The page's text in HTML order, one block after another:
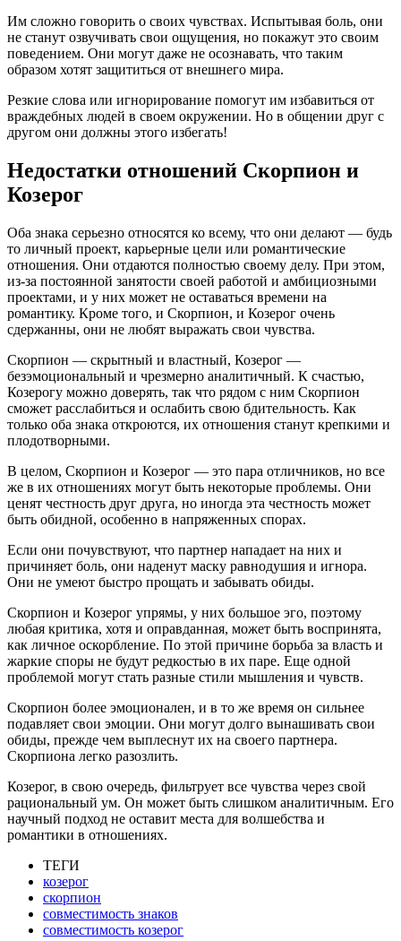
Им сложно говорить о своих чувствах. Испытывая боль, они
не станут озвучивать свои ощущения, но покажут это своим
поведением. Они могут даже не осознавать, что таким
образом хотят защититься от внешнего мира.
Резкие слова или игнорирование помогут им избавиться от
враждебных людей в своем окружении. Но в общении друг с
другом они должны этого избегать!
Недостатки отношений Скорпион и
Козерог
Оба знака серьезно относятся ко всему, что они делают — будь
то личный проект, карьерные цели или романтические
отношения. Они отдаются полностью своему делу. При этом,
из-за постоянной занятости своей работой и амбициозными
проектами, и у них может не оставаться времени на
романтику. Кроме того, и Скорпион, и Козерог очень
сдержанны, они не любят выражать свои чувства.
Скорпион — скрытный и властный, Козерог —
безэмоциональный и чрезмерно аналитичный. К счастью,
Козерогу можно доверять, так что рядом с ним Скорпион
сможет расслабиться и ослабить свою бдительность. Как
только оба знака откроются, их отношения станут крепкими и
плодотворными.
В целом, Скорпион и Козерог — это пара отличников, но все
же в их отношениях могут быть некоторые проблемы. Они
ценят честность друг друга, но иногда эта честность может
быть обидной, особенно в напряженных спорах.
Если они почувствуют, что партнер нападает на них и
причиняет боль, они наденут маску равнодушия и игнора.
Они не умеют быстро прощать и забывать обиды.
Скорпион и Козерог упрямы, у них большое эго, поэтому
любая критика, хотя и оправданная, может быть воспринята,
как личное оскорбление. По этой причине борьба за власть и
жаркие споры не будут редкостью в их паре. Еще одной
проблемой могут стать разные стили мышления и чувств.
Скорпион более эмоционален, и в то же время он сильнее
подавляет свои эмоции. Они могут долго вынашивать свои
обиды, прежде чем выплеснут их на своего партнера.
Скорпиона легко разозлить.
Козерог, в свою очередь, фильтрует все чувства через свой
рациональный ум. Он может быть слишком аналитичным. Его
научный подход не оставит места для волшебства и
романтики в отношениях.
ТЕГИ
козерог
скорпион
совместимость знаков
совместимость козерог